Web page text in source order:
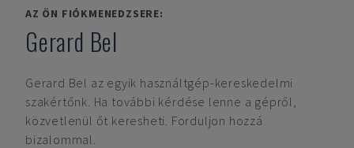
AZ ÖN FIÓKMENEDZSERE:
Gerard Bel
Gerard Bel az egyik használtgép-kereskedelmi
szakértőnk. Ha további kérdése lenne a gépről,
közvetlenül őt keresheti. Forduljon hozzá
bizalommal.